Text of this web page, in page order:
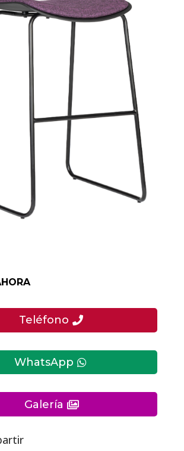
Teléfono
WhatsApp
Galería